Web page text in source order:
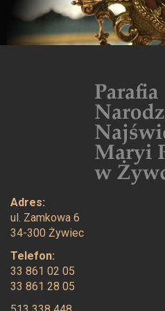
Adres:
ul. Zamkowa 6
34-300 Żywiec
Telefon:
33 861 02 05
33 861 28 05